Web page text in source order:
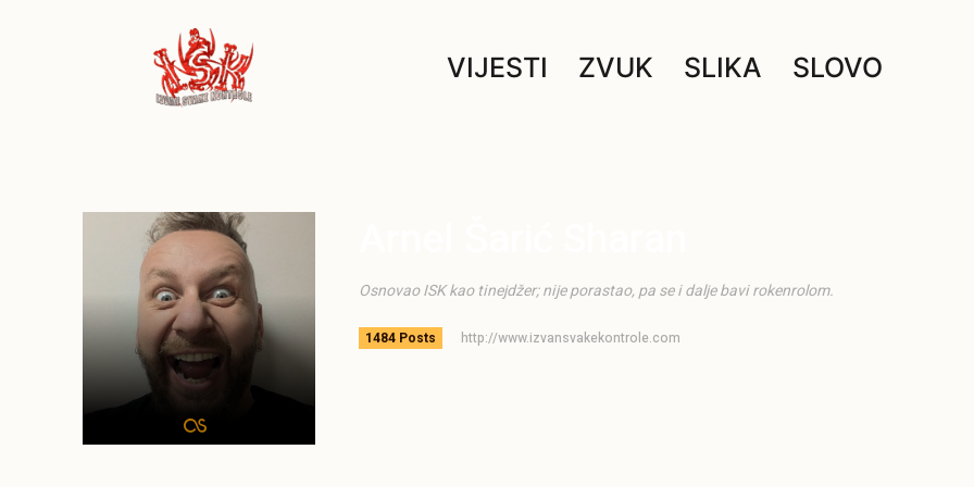
VIJESTI ZVUK SLIKA SLOVO
Osnovao ISK kao tinejdžer; nije porastao, pa se i dalje bavi rokenrolom.
1484 Posts http://www.izvansvakekontrole.com